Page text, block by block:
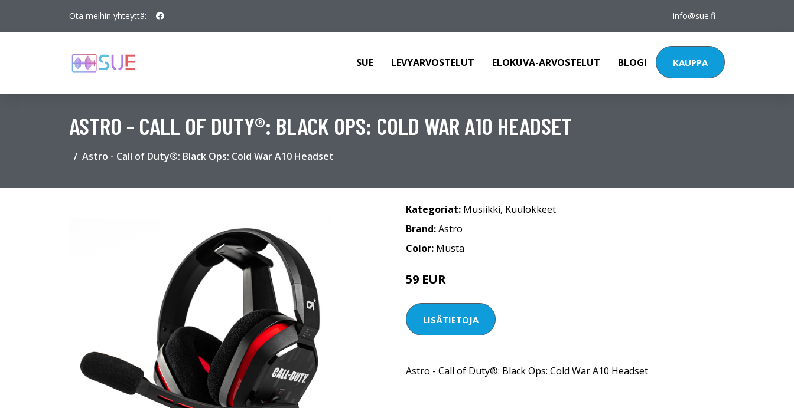
Ota meihin yhteyttä: info@sue.fi
SUE LEVYARVOSTELUT ELOKUVA-ARVOSTELUT BLOGI KAUPPA
ASTRO - CALL OF DUTY®: BLACK OPS: COLD WAR A10 HEADSET
Astro - Call of Duty®: Black Ops: Cold War A10 Headset
Kategoriat: Musiikki, Kuulokkeet
Brand:Astro
Color: Musta
59 EUR
LISÄTIETOJA
Astro - Call of Duty®: Black Ops: Cold War A10 Headset